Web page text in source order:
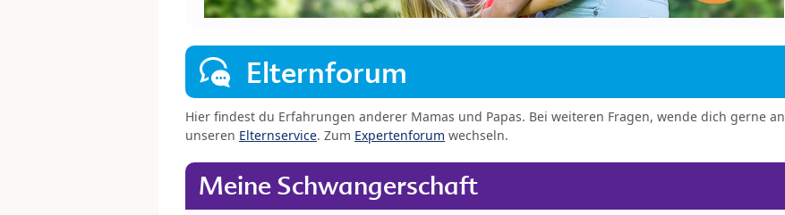
Elternforum
Hier findest du Erfahrungen anderer Mamas und Papas. Bei weiteren Fragen, wende dich gerne an
unseren Elternservice. Zum Expertenforum wechseln.
Meine Schwangerschaft